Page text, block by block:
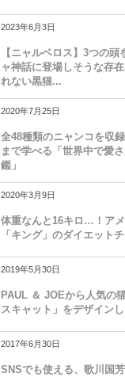
2023年6月3日
【ニャルベロス】3つの
ャ神話に登場しそうな存
れない黒猫...
2020年7月25日
全48種類のニャンコを収
まで学べる「世界中で愛
鑑」
2020年3月9日
体重なんと16キロ…！ア
「キング」のダイエット
2019年5月30日
PAUL ＆ JOEから人気の
スキャット」をデザイン
2017年6月30日
SNSでも使える、歌川国